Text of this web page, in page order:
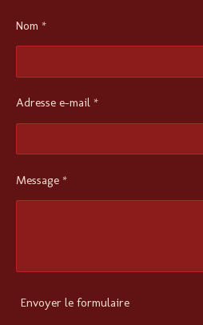
Nom *
Adresse e-mail *
Message *
Envoyer le formulaire